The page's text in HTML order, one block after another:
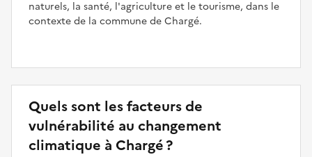
naturels, la santé, l'agriculture et le tourisme, dans le
contexte de la commune de Chargé.
Quels sont les facteurs de
vulnérabilité au changement
climatique à Chargé ?